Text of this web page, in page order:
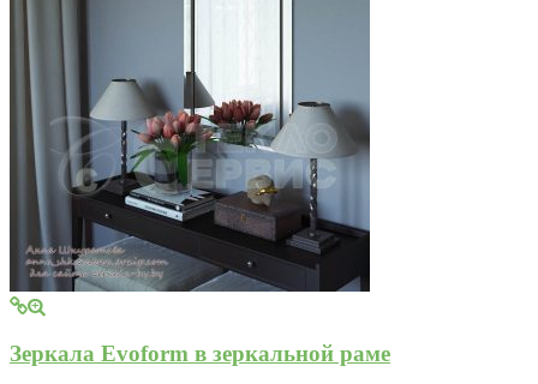
Зеркала Evoform в зеркальной раме